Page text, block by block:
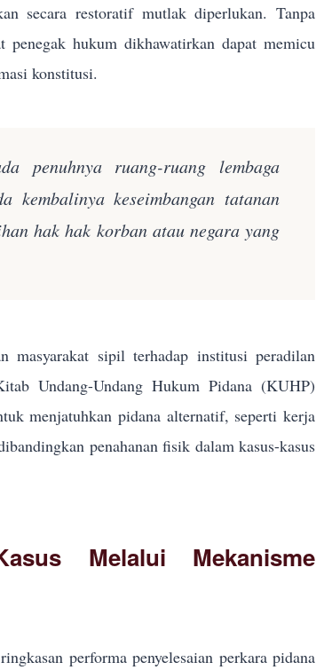
secara restoratif mutlak diperlukan. Tanpa
hukum dikhawatirkan dapat memicu
konstitusi.
penuhnya ruang-ruang lembaga
kembalinya keseimbangan tatanan
hak hak korban atau negara yang
masyarakat sipil terhadap institusi peradilan
Undang-Undang Hukum Pidana (KUHP)
menjatuhkan pidana alternatif, seperti kerja
penahanan fisik dalam kasus-kasus
Melalui Mekanisme
performa penyelesaian perkara pidana